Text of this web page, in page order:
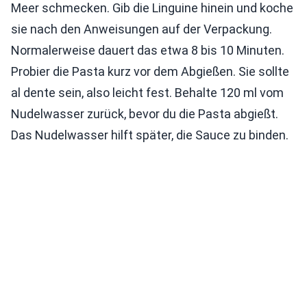
Meer schmecken. Gib die Linguine hinein und koche
sie nach den Anweisungen auf der Verpackung.
Normalerweise dauert das etwa 8 bis 10 Minuten.
Probier die Pasta kurz vor dem Abgießen. Sie sollte
al dente sein, also leicht fest. Behalte 120 ml vom
Nudelwasser zurück, bevor du die Pasta abgießt.
Das Nudelwasser hilft später, die Sauce zu binden.